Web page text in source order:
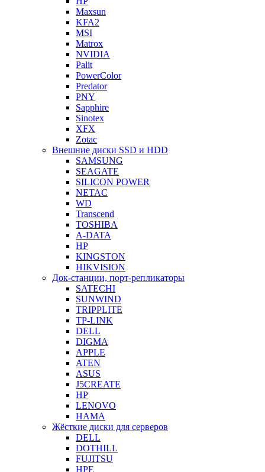
Maxsun
KFA2
MSI
Matrox
NVIDIA
Palit
PowerColor
Predator
PNY
Sapphire
Sinotex
XFX
Zotac
Внешние диски SSD и HDD
SAMSUNG
SEAGATE
SILICON POWER
NETAC
WD
Transcend
TOSHIBA
A-DATA
HP
KINGSTON
HIKVISION
Док-станции, порт-репликаторы
SATECHI
SUNWIND
TRIPPLITE
TP-LINK
DELL
DIGMA
APPLE
ATEN
ASUS
J5CREATE
HP
LENOVO
HAMA
Жёсткие диски для серверов
DELL
DOTHILL
FUJITSU
HPE